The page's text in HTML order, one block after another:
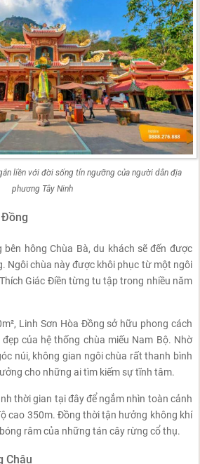
liền với đời sống tín ngưỡng của người dân địa
phương Tây Ninh
Đồng
hông Chùa Bà, du khách sẽ đến được
Ngôi chùa này được khôi phục từ một ngôi
Giác Điền từng tu tập trong nhiều năm
Linh Sơn Hòa Đồng sở hữu phong cách
của hệ thống chùa miếu Nam Bộ. Nhờ
núi, không gian ngôi chùa rất thanh bình
cho những ai tìm kiếm sự tĩnh tâm.
thời gian tại đây để ngắm nhìn toàn cảnh
cao 350m. Đồng thời tận hưởng không khí
râm của những tán cây rừng cổ thụ.
Châu